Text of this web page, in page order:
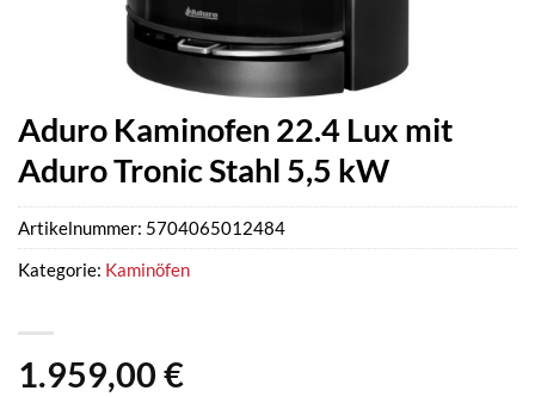
Aduro Kaminofen 22.4 Lux mit
Aduro Tronic Stahl 5,5 kW
1.959,00 €
Artikelnummer: 5704065012484
Kategorie: Kaminöfen